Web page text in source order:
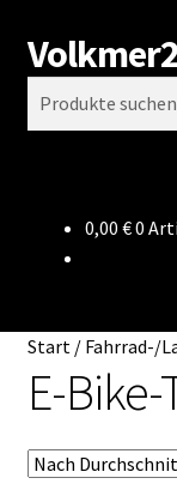
Zur
Navigation
springen
Zum
Inhalt
springen
Suchen
Impressum
0,00 €0
Start/ Fahrrad-/
E-